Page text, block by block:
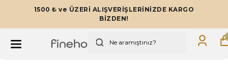
1500 ₺ ve ÜZERİ ALIŞVERİŞLERİNİZDE KARGO
BİZDEN!